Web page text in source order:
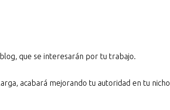
que se interesarán por tu trabajo.
acabará mejorando tu autoridad en tu nicho